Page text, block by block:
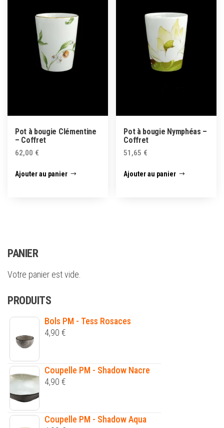
Pot à bougie Clémentine
– Coffret
62,00 €
Ajouter au panier
Pot à bougie Nymphéas –
Coffret
51,65 €
Ajouter au panier
PANIER
Votre panier est vide.
PRODUITS
Bols PM - Tess Rosaces
4,90 €
Coupelle PM - Shadow Nacre
4,90 €
Coupelle PM - Shadow Aqua